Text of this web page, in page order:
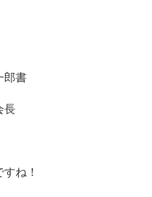
郎書
長
ね！